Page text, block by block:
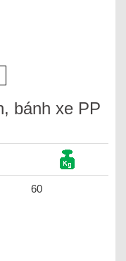
bánh xe PP
60